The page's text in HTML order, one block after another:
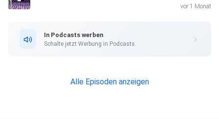
vor 1 Monat
In Podcasts werben
Schalte jetzt Werbung in Podcasts.
Alle Episoden anzeigen